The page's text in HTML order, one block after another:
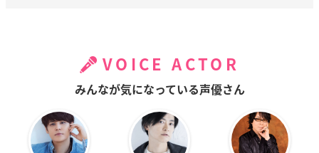
VOICE ACTOR
みんなが気になっている声優さん